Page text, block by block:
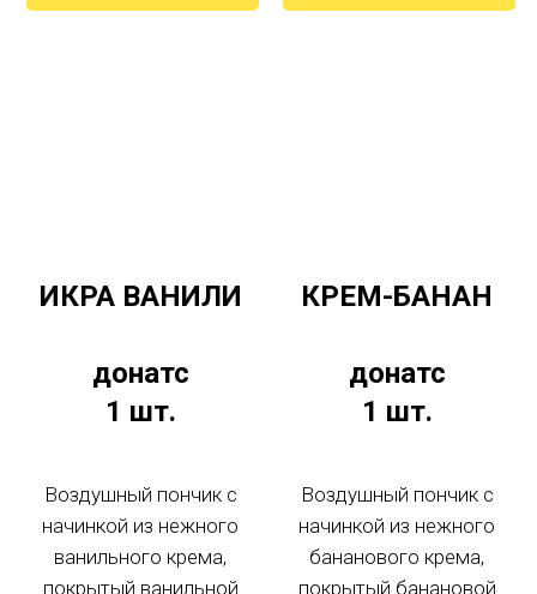
ИКРА ВАНИЛИ
донатс
1 шт.
Воздушный пончик с
начинкой из нежного
ванильного крема,
покрытый ванильной
КРЕМ-БАНАН
донатс
1 шт.
Воздушный пончик с
начинкой из нежного
бананового крема,
покрытый банановой